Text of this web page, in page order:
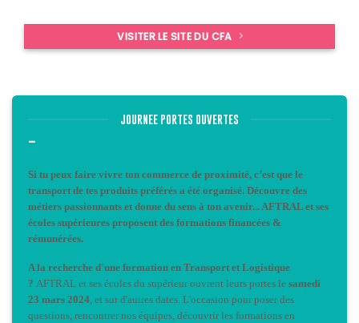
VISITER LE SITE DU CFA
JOURNEE PORTES OUVERTES
-
Si tu peux faire vivre ton commerce de proximité, c’est que le
transport de tes produits préférés a été organisé. Découvre des
métiers passionnants et donne du sens à ton avenir... AFTRAL et ses
écoles supérieures proposent des formations financées &
rémunérées.
A la recherche d'une formation en Transport et Logistique
? AFTRAL et ses écoles du supérieur ouvrent leurs portes le samedi
23 mars 2024, et sur d'autres dates. L'occasion pour poser des
questions, rencontrer nos équipes, découvrir les formations en